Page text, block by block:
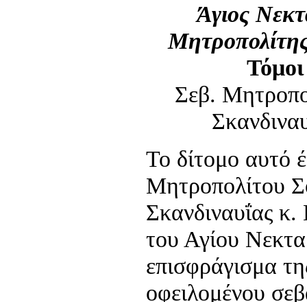
Άγιος
Σεβ.
Το δίτομο αυτό
Μητροπολίτου
Σκανδιναυΐας
του Αγίου
επισφράγισμα
οφειλομένου